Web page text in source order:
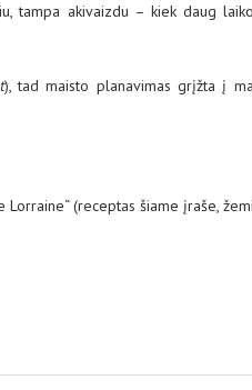
tampa akivaizdu – kiek daug
), tad maisto planavimas grįžta į
(receptas šiame įraše,